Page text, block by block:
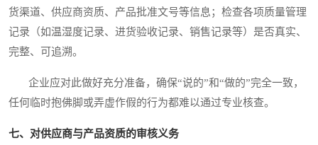
货渠道、供应商资质、产品批准文号等信息；检查各项质量管理
记录（如温湿度记录、进货验收记录、销售记录等）是否真实、
完整、可追溯。
企业应对此做好充分准备，确保“说的”和“做的”完全一致，
任何临时抱佛脚或弄虚作假的行为都难以通过专业核查。
七、对供应商与产品资质的审核义务